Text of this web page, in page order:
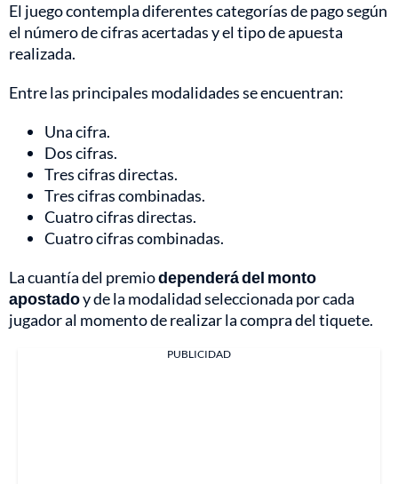
El juego contempla diferentes categorías de pago según
el número de cifras acertadas y el tipo de apuesta
realizada.
Entre las principales modalidades se encuentran:
Una cifra.
Dos cifras.
Tres cifras directas.
Tres cifras combinadas.
Cuatro cifras directas.
Cuatro cifras combinadas.
La cuantía del premiodependerá del monto
apostadoy de la modalidad seleccionada por cada
jugador al momento de realizar la compra del tiquete.
PUBLICIDAD